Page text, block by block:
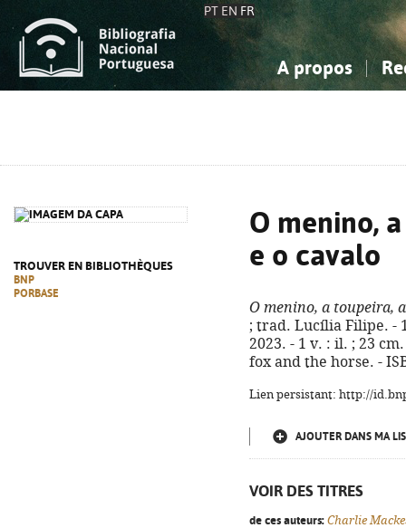
PT EN FR
A propos
TROUVER EN BIBLIOTHÈQUES
BNP
PORBASE
O menino,
e o cavalo
O menino, a toupeira,
; trad. Lucília Filipe. -
2023. - 1 v. : il. ; 23
fox and the horse. -
Lien persistant: http://
AJOUTER DANS MA
VOIR DES TITRES
de ces auteurs: Charlie